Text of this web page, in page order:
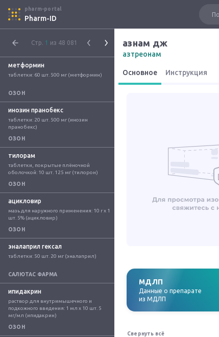
pharm-portal
Pharm-ID
Стр. 1 из 48 081
метформин
таблетки: 60 шт. 500 мг (метформин)
ОЗОН
инозин пранобекс
таблетки: 20 шт. 500 мг (инозин
пранобекс)
ОЗОН
тилорам
таблетки, покрытые плёночной
оболочкой: 10 шт. 125 мг (тилорон)
ОЗОН
ацикловир
мазь для наружного применения: 10 г x 1
шт. 5% (ацикловир)
ОЗОН
эналаприл гексал
таблетки: 50 шт. 20 мг (эналаприл)
САЛЮТАС ФАРМА
ипидакрин
раствор для внутримышечного и
подкожного введения: 1 мл x 10 шт. 5
мг/мл (ипидакрин)
ОЗОН
азнам дж
азтреонам
Основное Инструкция
МДЛП
Данные о препарате
из МДЛП
Свернуть всё